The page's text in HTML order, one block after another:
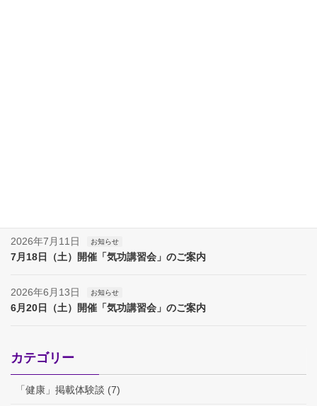
2026年7月11日 お知らせ
7月18日（土）開催「気功講習会」のご案内
2026年6月13日 お知らせ
6月20日（土）開催「気功講習会」のご案内
カテゴリー
「健康」掲載体験談 (7)